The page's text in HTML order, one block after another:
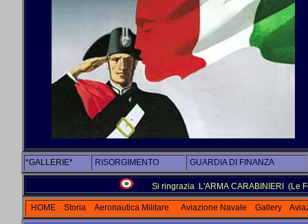
*GALLERIE* RISORGIMENTO GUARDIA DI FINANZA
Si ringrazia L'ARMA CARABINIERI (Le
HOME Storia Aeronautica Militare Aviazione Navale Gallery